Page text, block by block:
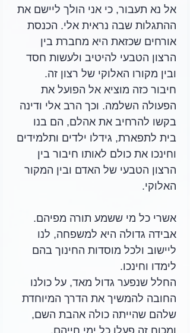
אל נא תעבור, כי אני הולך ליישם את
ההתגלות שבה נראית אלי. הכנסת
אורחים שכזאת היא מחברת בין
הרצון הטבעי להיטיב ולעשות חסד
ובין מקורו האלוקי של רצון זה.
חיבור כזה מוציא אל הפועל את
הפעולה השלמה. וכך הרב אלי ודינה
בקשו להרחיב את אהלם, הם בנו
בית לתפארת, גידלו ילדים ותלמידים
וחינכו את כולם לאותו חיבור בין
הרצון הטבעי של האדם ובין המקור
האלוקי.
אשרי כל מי ששמע תורה מפיהם.
אבידה גדולה היא למשפחה, לנו
ליישוב ולכל מוסדות החינוך בהם
לימדו וחינכו.
החלל שנפער גדול מאד, על כולנו
החובה להמשיך את הדרך המיוחדת
שלהם שהייתה כולה אהבת השם,
ומכוח זה פעלו כל ימי חייהם.